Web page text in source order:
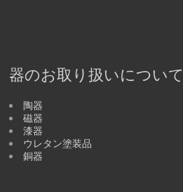
器のお取り扱いについて
陶器
磁器
漆器
ウレタン塗装品
銅器